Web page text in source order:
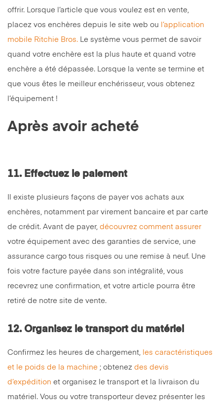
offrir. Lorsque l’article que vous voulez est en vente,
placez vos enchères depuis le site web ou l’application
mobile Ritchie Bros. Le système vous permet de savoir
quand votre enchère est la plus haute et quand votre
enchère a été dépassée. Lorsque la vente se termine et
que vous êtes le meilleur enchérisseur, vous obtenez
l’équipement !
Après avoir acheté
11. Effectuez le paiement
Il existe plusieurs façons de payer vos achats aux
enchères, notamment par virement bancaire et par carte
de crédit. Avant de payer, découvrez comment assurer
votre équipement avec des garanties de service, une
assurance cargo tous risques ou une remise à neuf. Une
fois votre facture payée dans son intégralité, vous
recevrez une confirmation, et votre article pourra être
retiré de notre site de vente.
12. Organisez le transport du matériel
Confirmez les heures de chargement, les caractéristiques
et le poids de la machine ; obtenez des devis
d’expédition et organisez le transport et la livraison du
matériel. Vous ou votre transporteur devez présenter les